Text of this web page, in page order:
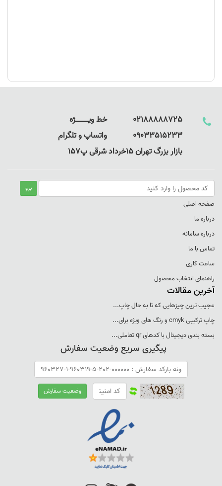
02188888725 خط ویـــــــــــــژه
09033515233 واتساپ و تلگرام
بازار بزرگ تهران 15خرداد شرقی پ157
صفحه اصلی
درباره ما
درباره سامانه
تماس با ما
ساعت کاری
راهنمای انتخاب محصول
آخرین مقالات
عجيب ترين چيزهايی که تا به حال چاپ...
چاپ ترکيبی cmyk و رنگ های ويژه برای...
بسته بندی ديجيتال با کدهای qr تعاملی...
پیگیری سریع وضعیت سفارش